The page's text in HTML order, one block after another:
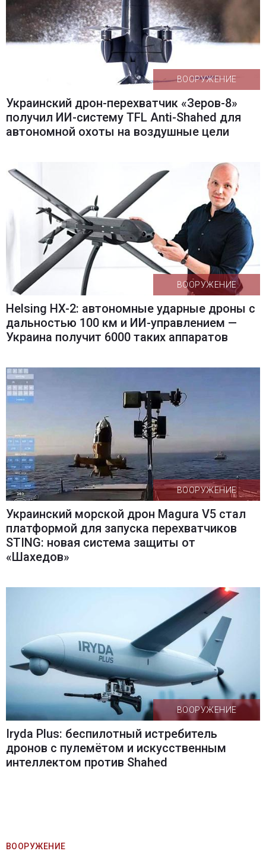
ВООРУЖЕНИЕ
Украинский дрон-перехватчик «Зеров-8»
получил ИИ-систему TFL Anti-Shahed для
автономной охоты на воздушные цели
ВООРУЖЕНИЕ
Helsing HX-2: автономные ударные дроны с
дальностью 100 км и ИИ-управлением —
Украина получит 6000 таких аппаратов
ВООРУЖЕНИЕ
Украинский морской дрон Magura V5 стал
платформой для запуска перехватчиков
STING: новая система защиты от
«Шахедов»
ВООРУЖЕНИЕ
Iryda Plus: беспилотный истребитель
дронов с пулемётом и искусственным
интеллектом против Shahed
ВООРУЖЕНИЕ